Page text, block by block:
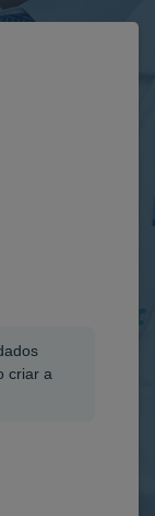
criar a